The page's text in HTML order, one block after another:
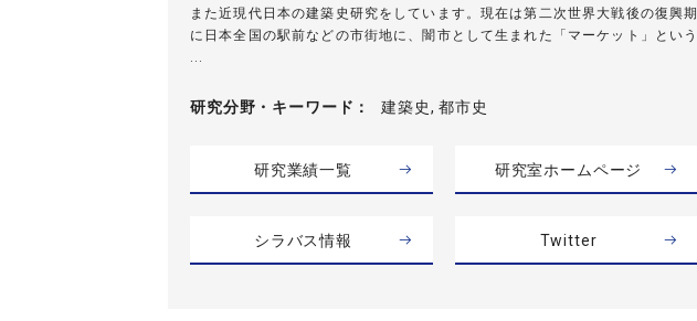
また近現代日本の建築史研究をしています。現在は第二次世界大戦後の復興期
に日本全国の駅前などの市街地に、闇市として生まれた「マーケット」という
研究分野・ キーワード 建築史, 都市史
研究業績一覧 研究室ホームページ
シラバス情報 Twitter